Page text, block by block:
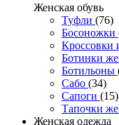
Женcкая обувь
Туфли (76)
Босоножки
Кроссовки
Ботинки
Ботильоны
Сабо (34)
Сапоги (15)
Тапочки
Женская одежда